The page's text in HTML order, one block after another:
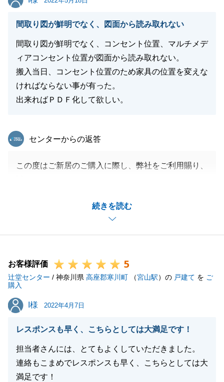
間取り図が鮮明でなく、図面から読み取れない
間取り図が鮮明でなく、コンセント位置、マルチメデ
ィアコンセント位置が図面から読み取れない。
搬入当日、コンセント位置のため家具の位置を変えな
ければならない事が有った。
出来ればＰＤＦ化して欲しい。
続きを読む
東急リバブル
センターからの返答
この度はご新居のご購入に際し、弊社をご利用賜り、
配慮が足りず不鮮明であったことをお詫び申し上げま
貴重なご意見として今後の業務改善に活かして参りま
また何か手前どもにてお手伝い出来ることがございま
したら、お気軽にお申し付けください。
お客様評価 5
辻堂センター / 神奈川県 高座郡寒川町 （宮山駅）の 戸建て を ご
購入
I様
I様 2022年4月7日
レスポンスも早く、こちらとしては大満足です！
担当者さんには、とてもよくしていただきました。
連絡もこまめでレスポンスも早く、こちらとしては大
満足です！